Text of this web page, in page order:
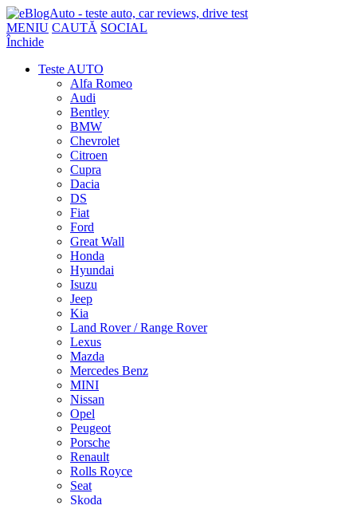
MENIU CAUTĂ SOCIAL
Închide
Teste AUTO
Alfa Romeo
Audi
Bentley
BMW
Chevrolet
Citroen
Cupra
Dacia
DS
Fiat
Ford
Great Wall
Honda
Hyundai
Isuzu
Jeep
Kia
Land Rover / Range Rover
Lexus
Mazda
Mercedes Benz
MINI
Nissan
Opel
Peugeot
Porsche
Renault
Rolls Royce
Seat
Skoda